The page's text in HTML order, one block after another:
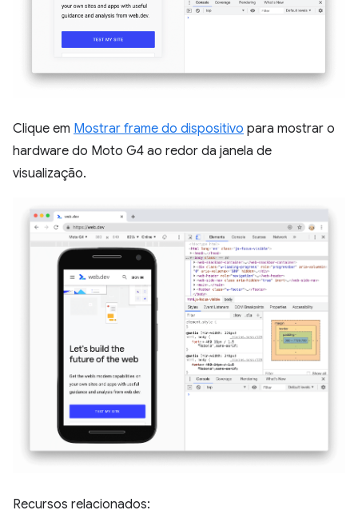
Clique em Mostrar frame do dispositivo para mostrar o
hardware do Moto G4 ao redor da janela de
visualização.
Recursos relacionados: